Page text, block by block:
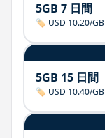
5GB 7 日間
🏷️ USD 10.20/GB
5GB 15 日間
🏷️ USD 10.40/GB